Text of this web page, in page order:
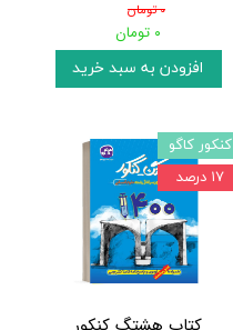
۰ تومان
۰ تومان
افزودن به سبد خرید
کنکور کاگو
۱۷ درصد